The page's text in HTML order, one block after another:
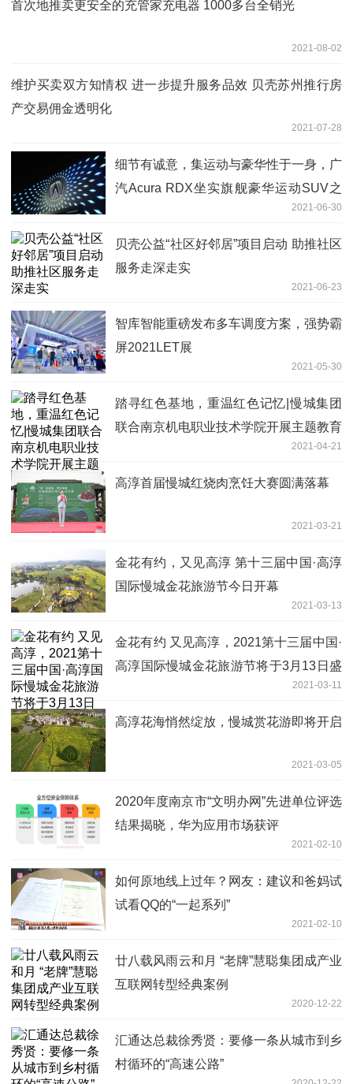
首次地推卖更安全的充管家充电器 1000多台全销光
2021-08-02
维护买卖双方知情权 进一步提升服务品效 贝壳苏州推行房
产交易佣金透明化
2021-07-28
细节有诚意，集运动与豪华性于一身，广
汽Acura RDX坐实旗舰豪华运动SUV之
2021-06-30
贝壳公益“社区好邻居”项目启动 助推社区
服务走深走实
2021-06-23
智库智能重磅发布多车调度方案，强势霸
屏2021LET展
2021-05-30
踏寻红色基地，重温红色记忆|慢城集团
联合南京机电职业技术学院开展主题教育
2021-04-21
高淳首届慢城红烧肉烹饪大赛圆满落幕
2021-03-21
金花有约，又见高淳 第十三届中国·高淳
国际慢城金花旅游节今日开幕
2021-03-13
金花有约 又见高淳，2021第十三届中国·
高淳国际慢城金花旅游节将于3月13日盛
2021-03-11
高淳花海悄然绽放，慢城赏花游即将开启
2021-03-05
2020年度南京市“文明办网”先进单位评选
结果揭晓，华为应用市场获评
2021-02-10
如何原地线上过年？网友：建议和爸妈试
试看QQ的“一起系列”
2021-02-10
廿八载风雨云和月 “老牌”慧聪集团成产业
互联网转型经典案例
2020-12-22
汇通达总裁徐秀贤：要修一条从城市到乡
村循环的“高速公路”